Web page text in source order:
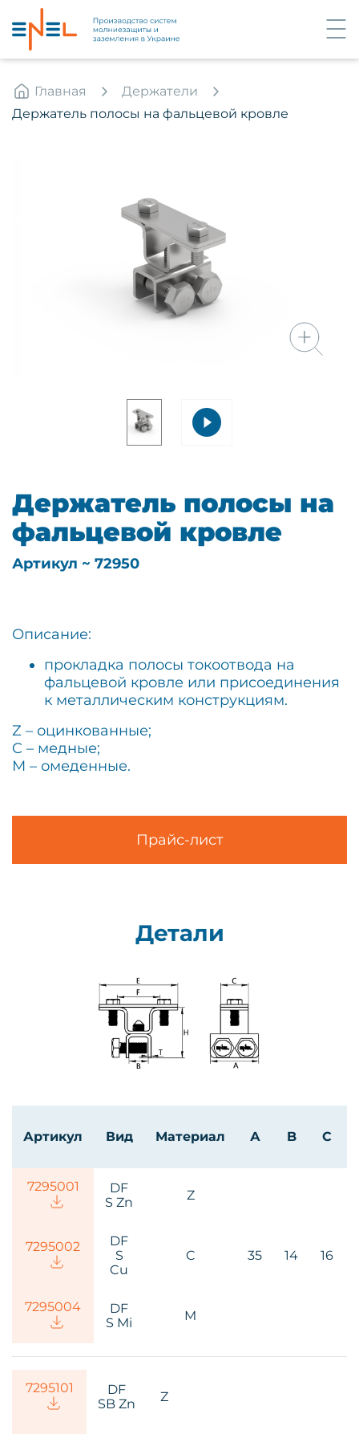
Главная
Держатели
Держатель полосы на фальцевой кровле
Держатель полосы на
фальцевой кровле
Артикул ~ 72950
Описание:
прокладка полосы токоотвода на
фальцевой кровле или присоединения
к металлическим конструкциям.
Z – оцинкованные;
C – медные;
М – омеденные.
Прайс-лист
Детали
Артикул Вид Материал А B C
7295001
DF
S Zn Z
35 14 16
7295002
DF
S
Cu
C
7295004
DF
S Mi
M
7295101
DF
SB Zn Z